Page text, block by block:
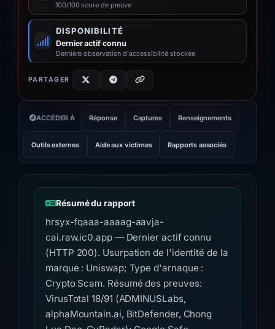
100/100 score de preuve
DISPONIBILITÉ
Dernier actif connu
Dernière observation d'accessibilité stockée
PARTAGER
ACCÉDER À Réponse Captures Renseignements
Outils externes Aide aux victimes Rapports associés
Résumé du rapport
hrsyx-fqaaa-aaaag-aavja-
cai.raw.ic0.app — Dernier actif connu
(HTTP 200). Usurpation de l'identité de la
marque : Uniswap; Type d'arnaque :
Crypto Scam. Résumé des preuves:
VirusTotal 18/91 (ADMINUSLabs,
alphaMountain.ai, BitDefender, Chong